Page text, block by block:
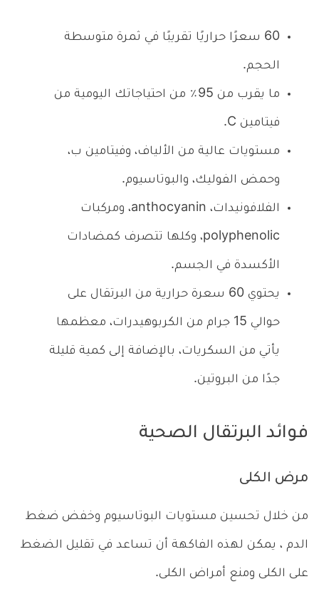
60 سعرًا حراريًا تقريبًا في ثمرة متوسطة
الحجم.
ما يقرب من 95٪ من احتياجاتك اليومية من
فيتامين C.
مستويات عالية من الألياف، وفيتامين ب،
وحمض الفوليك، والبوتاسيوم.
الفلافونيدات، anthocyanin، ومركبات
polyphenolic، وكلها تتصرف كمضادات
الأكسدة في الجسم.
يحتوي 60 سعرة حرارية من البرتقال على
حوالي 15 جرام من الكربوهيدرات، معظمها
يأتي من السكريات، بالإضافة إلى كمية قليلة
جدًا من البروتين.
فوائد البرتقال الصحية
مرض الكلى
من خلال تحسين مستويات البوتاسيوم وخفض ضغط
الدم ، يمكن لهذه الفاكهة أن تساعد في تقليل الضغط
على الكلى ومنع أمراض الكلى.